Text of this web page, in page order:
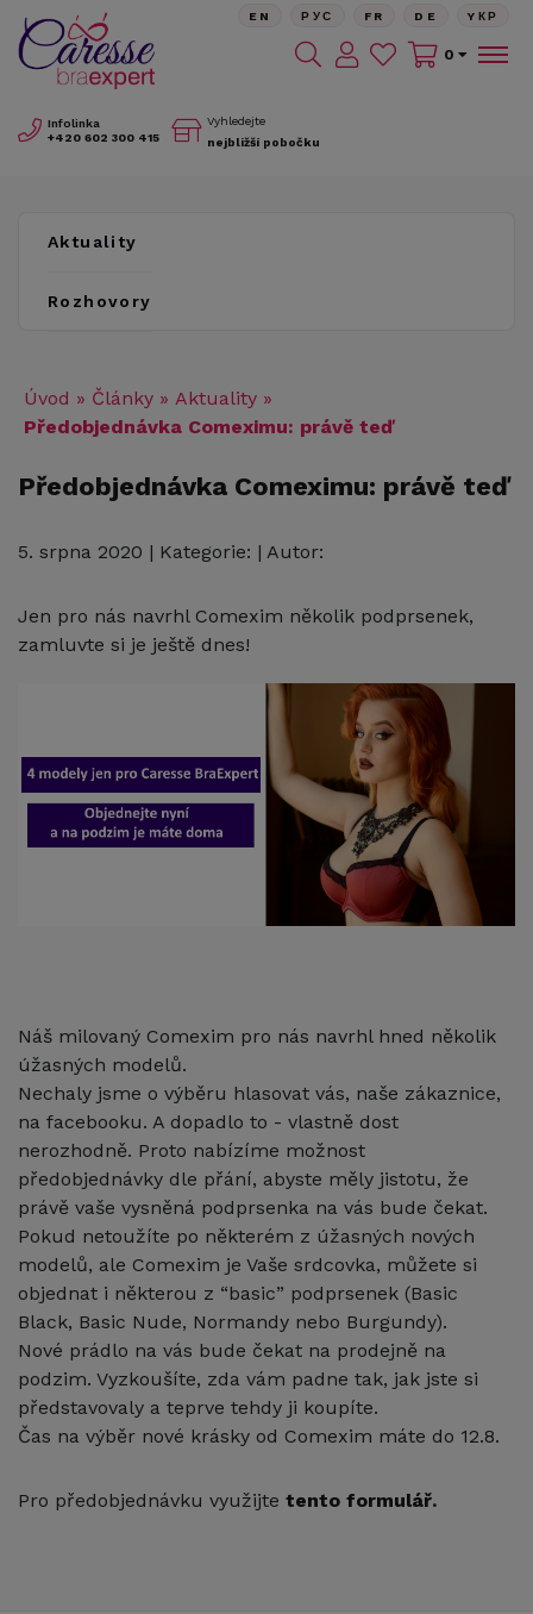
Infolinka
+420 602 300 415
Vyhledejte
nejbližší pobočku
EN РУС FR DE YКР
0
Aktuality
Rozhovory
Úvod » Články » Aktuality »
Předobjednávka Comeximu: právě teď
Předobjednávka Comeximu: právě teď
5. srpna 2020 | Kategorie: | Autor:
Jen pro nás navrhl Comexim několik podprsenek,
zamluvte si je ještě dnes!
Náš milovaný Comexim pro nás navrhl hned několik
úžasných modelů.
Nechaly jsme o výběru hlasovat vás, naše zákaznice,
na facebooku. A dopadlo to - vlastně dost
nerozhodně. Proto nabízíme možnost
předobjednávky dle přání, abyste měly jistotu, že
právě vaše vysněná podprsenka na vás bude čekat.
Pokud netoužíte po některém z úžasných nových
modelů, ale Comexim je Vaše srdcovka, můžete si
objednat i některou z “basic” podprsenek (Basic
Black, Basic Nude, Normandy nebo Burgundy).
Nové prádlo na vás bude čekat na prodejně na
podzim. Vyzkoušíte, zda vám padne tak, jak jste si
představovaly a teprve tehdy ji koupíte.
Čas na výběr nové krásky od Comexim máte do 12.8.
Pro předobjednávku využijte tento formulář.